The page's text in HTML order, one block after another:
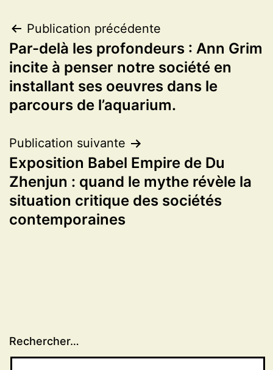
Navigation
de
l’article
Publication précédente
Par-delà les profondeurs : Ann Grim
incite à penser notre société en
installant ses oeuvres dans le
parcours de l’aquarium.
Publication suivante
Exposition Babel Empire de Du
Zhenjun : quand le mythe révèle la
situation critique des sociétés
contemporaines
Rechercher…